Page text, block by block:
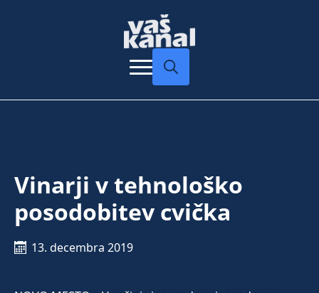
Vinarji v tehnološko
posodobitev cvička
13. decembra 2019